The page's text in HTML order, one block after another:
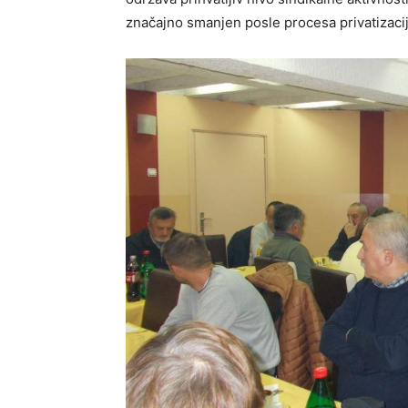
značajno smanjen posle procesa